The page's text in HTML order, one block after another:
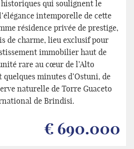
qui soulignent le
intemporelle de cette
résidence privée de prestige,
de charme, lieu exclusif pour
immobilier haut de
rare au cœur de l’Alto
quelques minutes d’Ostuni, de
naturelle de Torre Guaceto
de Brindisi.
€ 690.000